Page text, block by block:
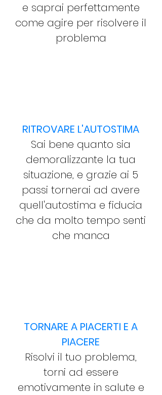
e saprai perfettamente
come agire per risolvere il
problema
RITROVARE L'AUTOSTIMA
Sai bene quanto sia
demoralizzante la tua
situazione, e grazie ai 5
passi tornerai ad avere
quell'autostima e fiducia
che da molto tempo senti
che manca
TORNARE A PIACERTI E A
PIACERE
Risolvi il tuo problema,
torni ad essere
emotivamente in salute e